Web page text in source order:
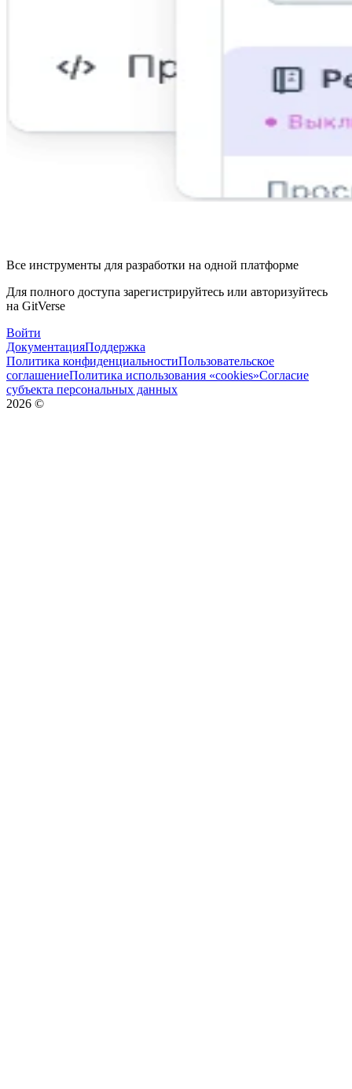
Все инструменты для разработки на одной платформе
Для полного доступа зарегистрируйтесь или авторизуйтесь
на GitVerse
Войти
ДокументацияПоддержка
Политика конфиденциальностиПользовательское
соглашениеПолитика использования «cookies»Согласие
субъекта персональных данных
2026 ©